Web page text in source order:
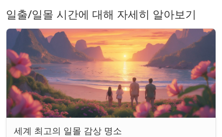
일출/일몰 시간에 대해 자세히 알아보기
세계 최고의 일몰 감상 명소